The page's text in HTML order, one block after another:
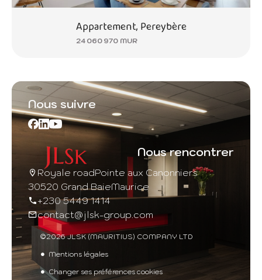
Appartement, Pereybère
24 060 970 MUR
Nous suivre
Nous rencontrer
Royale roadPointe aux Canonniers
30520 Grand BaieMaurice
+230 5449 1414
contact@jlsk-group.com
©2026 JLSK (MAURITIUS) COMPANY LTD
Mentions légales
Changer ses préférences cookies